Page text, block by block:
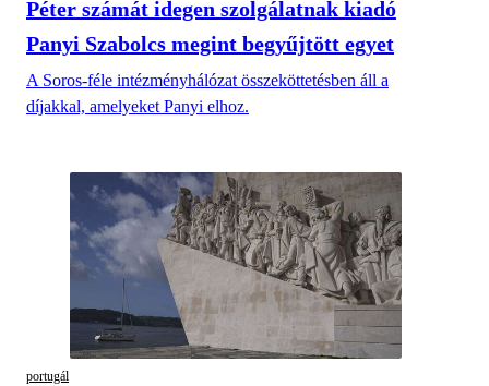
Péter számát idegen szolgálatnak kiadó
Panyi Szabolcs megint begyűjtött egyet
A Soros-féle intézményhálózat összeköttetésben áll a
díjakkal, amelyeket Panyi elhoz.
portugál